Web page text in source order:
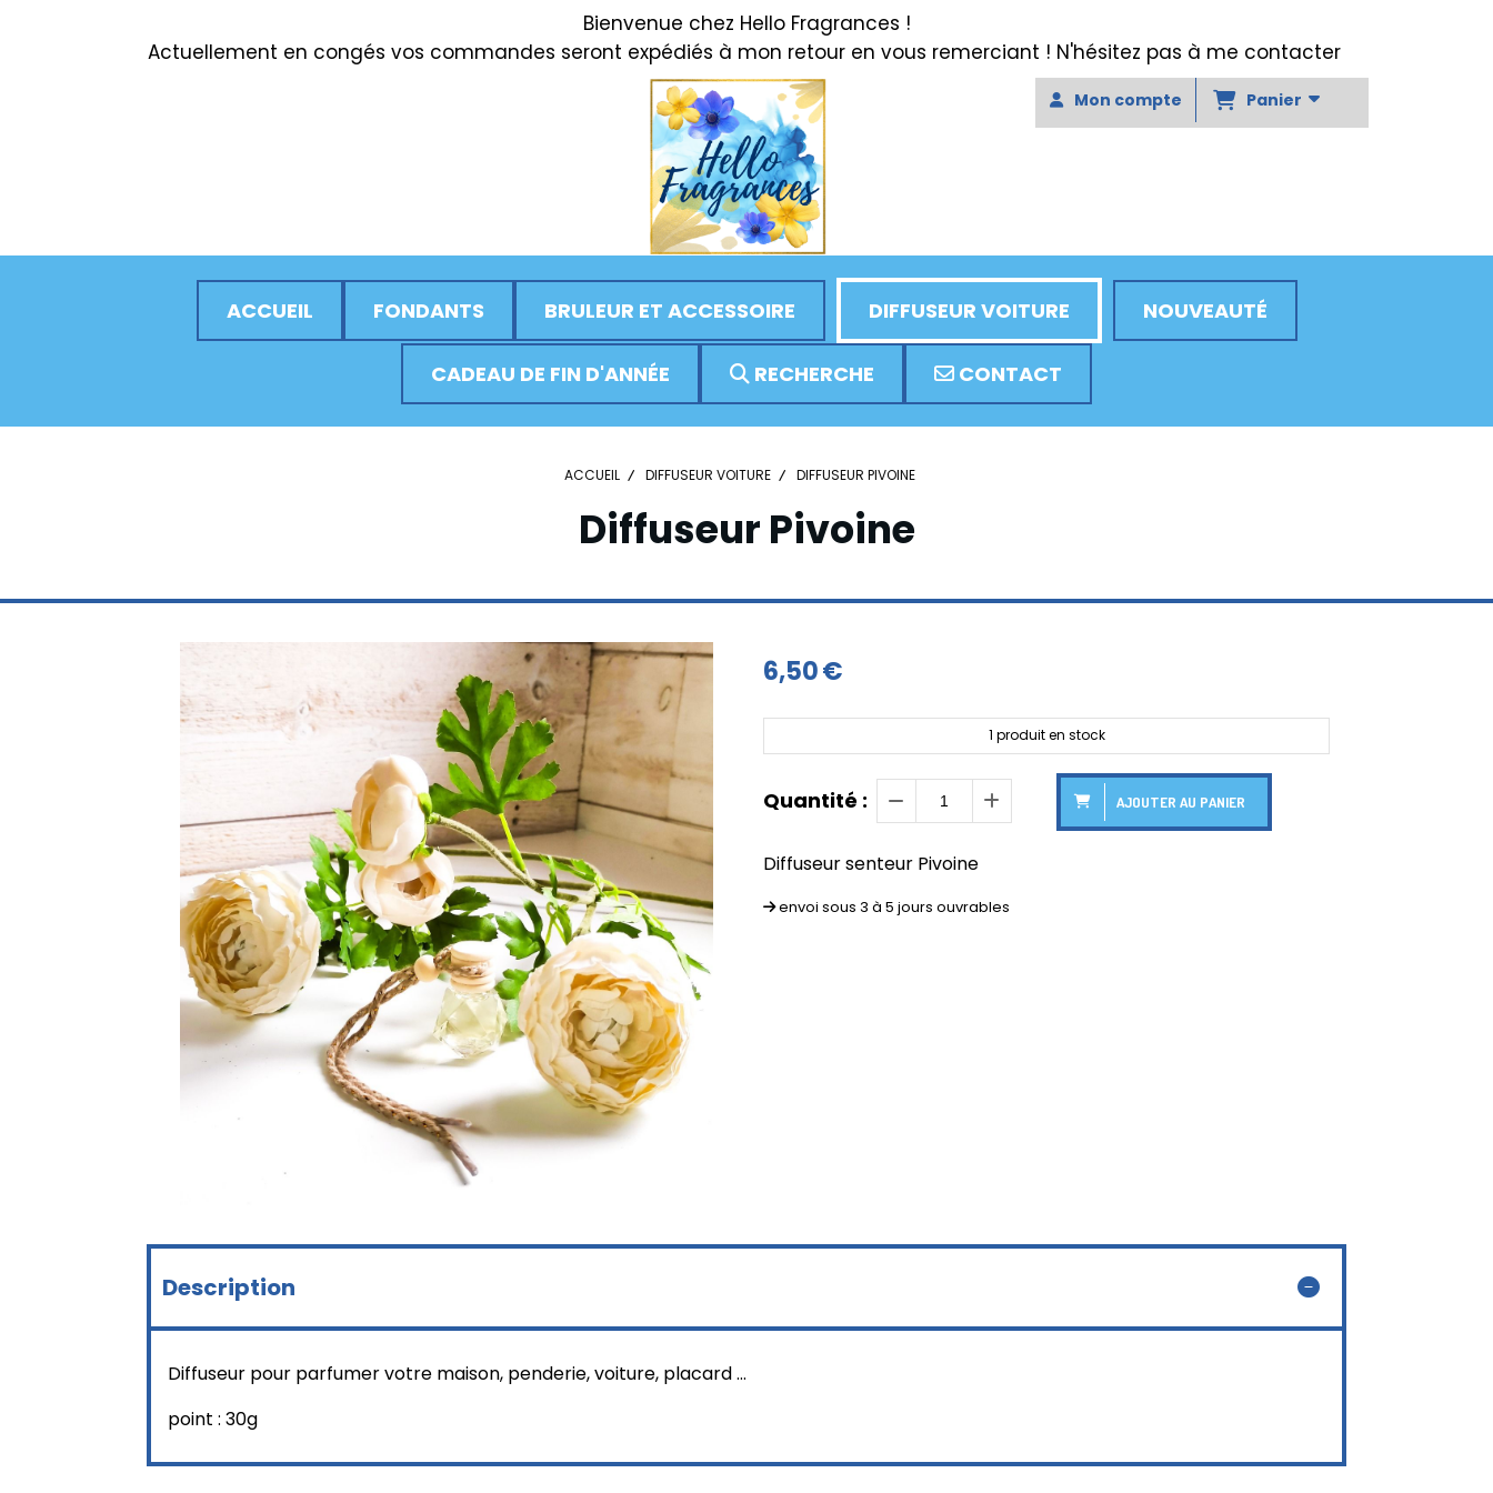
Bienvenue chez Hello Fragrances !
Actuellement en congés vos commandes seront expédiés à mon retour en vous remerciant ! N'hésitez pas à me contacter
Mon compte Panier
ACCUEIL FONDANTS BRULEUR ET ACCESSOIRE DIFFUSEUR VOITURE NOUVEAUTÉ
CADEAU DE FIN D'ANNÉE RECHERCHE CONTACT
ACCUEIL DIFFUSEUR VOITURE DIFFUSEUR PIVOINE
Diffuseur Pivoine
6,50€
1 produit en stock
Quantité : AJOUTER AU PANIER
Diffuseur senteur Pivoine
envoi sous 3 à 5 jours ouvrables
Description
Diffuseur pour parfumer votre maison, penderie, voiture, placard ...
point : 30g